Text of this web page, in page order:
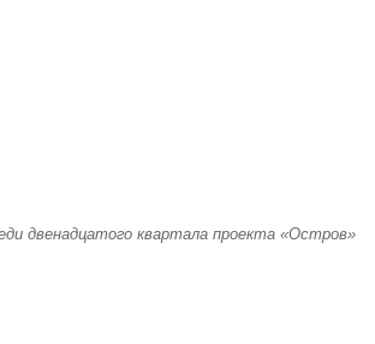
двенадцатого квартала проекта «Остров»